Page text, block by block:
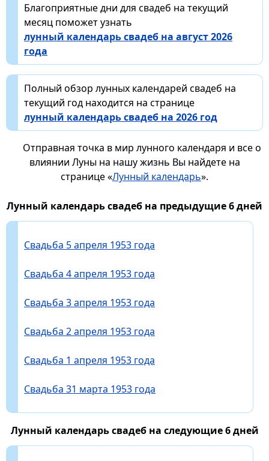
Благоприятные дни для свадеб на текущий
месяц поможет узнать
лунный календарь свадеб на август 2026
года
Полный обзор лунных календарей свадеб на
текущий год находится на странице
лунный календарь свадеб на 2026 год
Отправная точка в мир лунного календаря и все о
влиянии Луны на нашу жизнь Вы найдете на
странице «Лунный календарь».
Лунный календарь свадеб на предыдущие 6 дней
Свадьба 5 апреля 1953 года
Свадьба 4 апреля 1953 года
Свадьба 3 апреля 1953 года
Свадьба 2 апреля 1953 года
Свадьба 1 апреля 1953 года
Свадьба 31 марта 1953 года
Лунный календарь свадеб на следующие 6 дней